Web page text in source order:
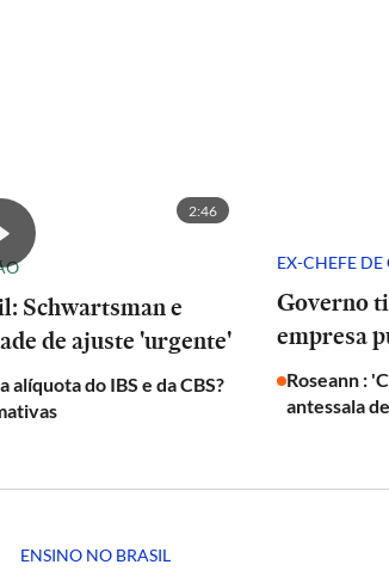
2:46
Schwartsman e
de ajuste 'urgente'
alíquota do IBS e da CBS?
EX-CHEFE
Governo
empresa
Roseann :
antessala
ENSINO NO BRASIL